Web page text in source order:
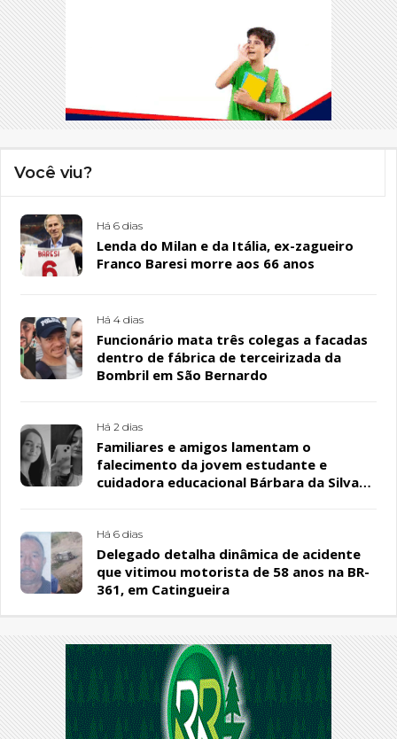
Você viu?
Há 6 dias
Lenda do Milan e da Itália, ex-zagueiro
Franco Baresi morre aos 66 anos
Há 4 dias
Funcionário mata três colegas a facadas
dentro de fábrica de terceirizada da
Bombril em São Bernardo
Há 2 dias
Familiares e amigos lamentam o
falecimento da jovem estudante e
cuidadora educacional Bárbara da Silva
Há 6 dias
Delegado detalha dinâmica de acidente
que vitimou motorista de 58 anos na BR-
361, em Catingueira